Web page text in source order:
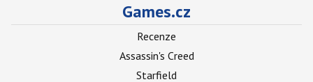
Games.cz
Recenze
Assassin's Creed
Starfield